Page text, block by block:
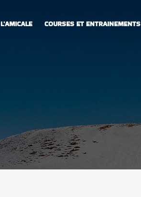
L'AMICALE COURSES ET ENTRAINEMENTS